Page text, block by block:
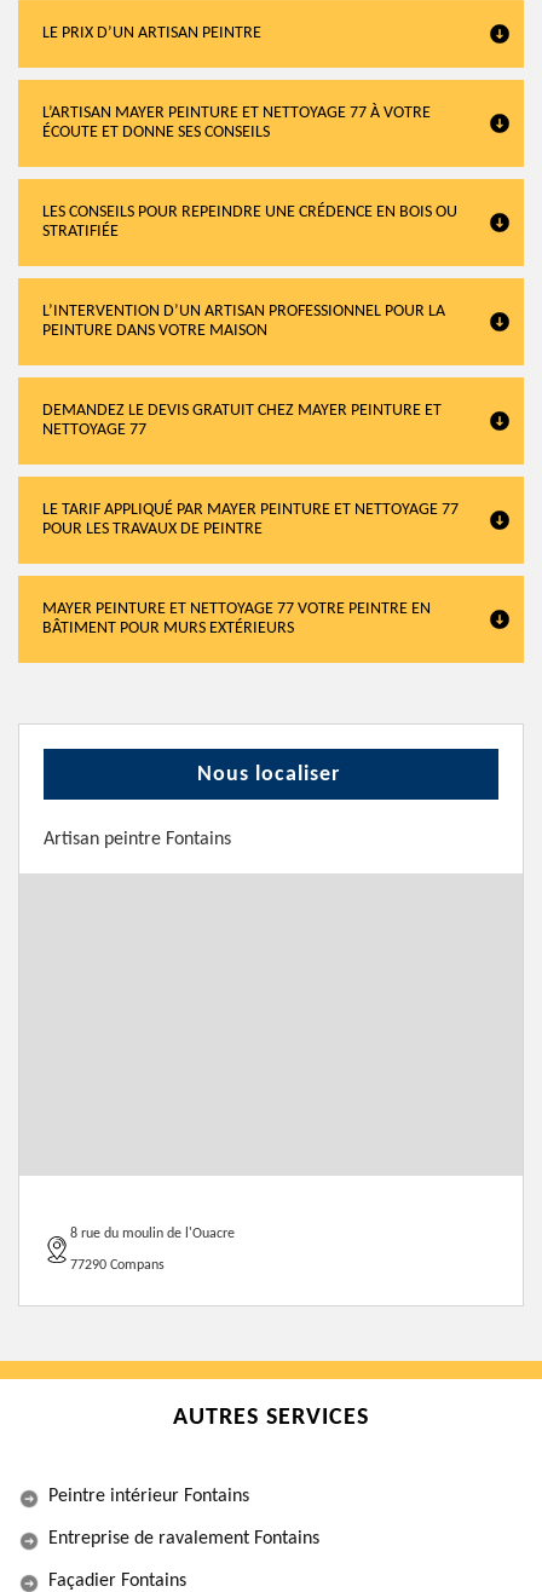
LE PRIX D’UN ARTISAN PEINTRE
L’ARTISAN MAYER PEINTURE ET NETTOYAGE 77 À VOTRE
ÉCOUTE ET DONNE SES CONSEILS
LES CONSEILS POUR REPEINDRE UNE CRÉDENCE EN BOIS OU
STRATIFIÉE
L’INTERVENTION D’UN ARTISAN PROFESSIONNEL POUR LA
PEINTURE DANS VOTRE MAISON
DEMANDEZ LE DEVIS GRATUIT CHEZ MAYER PEINTURE ET
NETTOYAGE 77
LE TARIF APPLIQUÉ PAR MAYER PEINTURE ET NETTOYAGE 77
POUR LES TRAVAUX DE PEINTRE
MAYER PEINTURE ET NETTOYAGE 77 VOTRE PEINTRE EN
BÂTIMENT POUR MURS EXTÉRIEURS
Nous localiser
Artisan peintre Fontains
8 rue du moulin de l'Ouacre
77290 Compans
AUTRES SERVICES
Peintre intérieur Fontains
Entreprise de ravalement Fontains
Façadier Fontains